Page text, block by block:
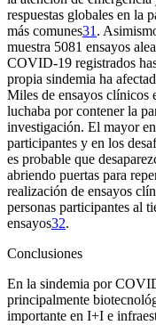
respuestas globales en la
más comunes31.
muestra 5081 ensayos
COVID-19 registrados
propia sindemia ha
Miles de ensayos clínicos
luchaba por contener la
investigación. El mayor
participantes y en los
es probable que
abriendo puertas para
realización de ensayos
personas participantes al
ensayos32.
Conclusiones
En la sindemia por
principalmente
importante en I+I e